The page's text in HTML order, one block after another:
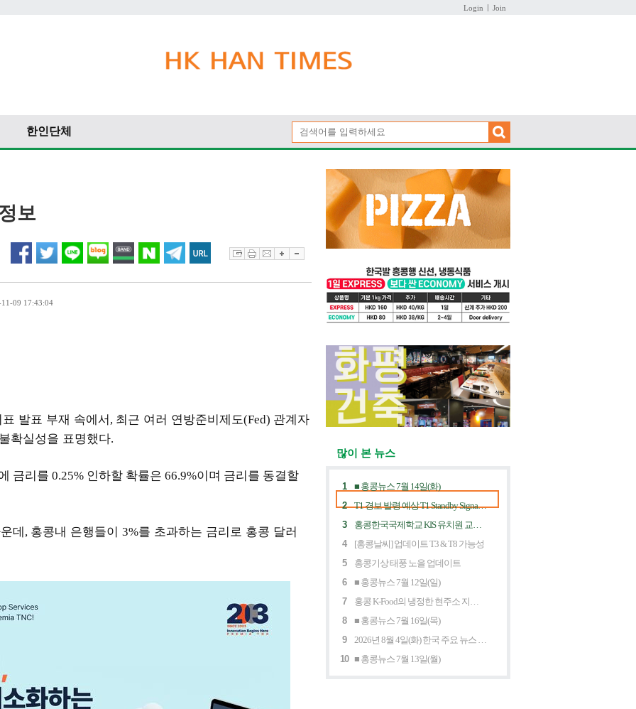
Login Join
한인단체
보
09 17:43:04
발표 부재 속에서, 최근 여러 연방준비제도(Fed) 관계자
확실성을 표명했다.
금리를 0.25% 인하할 확률은 66.9%이며 금리를 동결할
데, 홍콩내 은행들이 3%를 초과하는 금리로 홍콩 달러
많이 본 뉴스
1
■ 홍콩뉴스 7월 14일(화)
2
T1 경보 발령 예상 T1 Standby Signal Expected
3
4
[홍콩날씨] 업데이트 T3 & T8 가능성
5
홍콩기상 태풍 노을 업데이트
6
■ 홍콩뉴스 7월 12일(일)
7
8
■ 홍콩뉴스 7월 16일(목)
9
10 ■ 홍콩뉴스 7월 13일(월)